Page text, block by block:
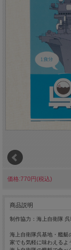
価格:770円(税込)
商品説明
制作協力：海上自衛隊
海上自衛隊呉基地・艦艇
家でも気軽に味わえるよ